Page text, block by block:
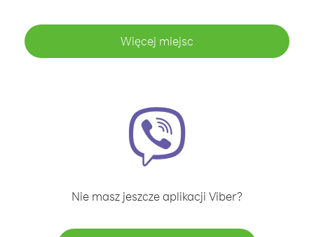
Więcej miejsc
Nie masz jeszcze aplikacji Viber?